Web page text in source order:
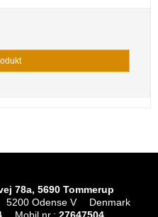
78a, 5690 Tommerup
5200 Odense V
Denmark